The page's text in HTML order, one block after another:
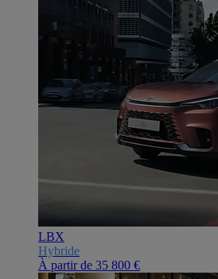
LBX
Hybride
À partir de 35 800 €